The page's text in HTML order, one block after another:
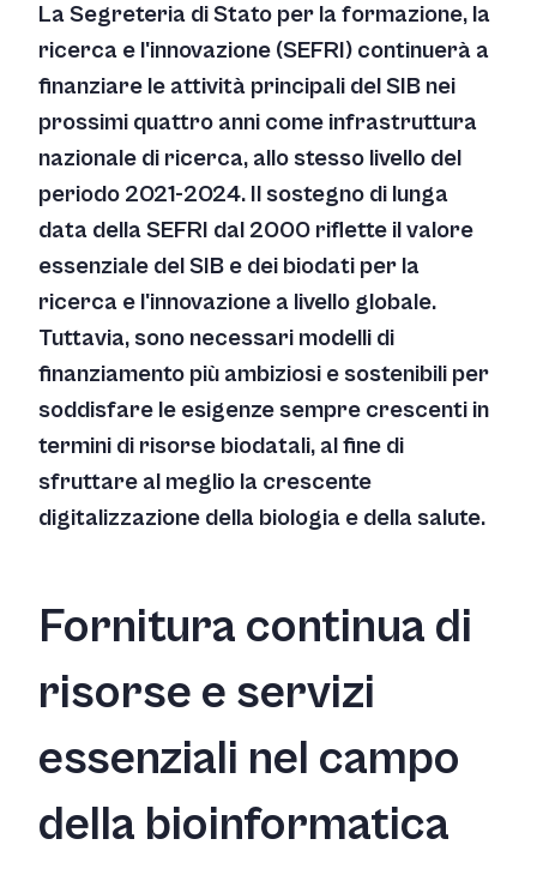
La Segreteria di Stato per la formazione, la
ricerca e l'innovazione (SEFRI) continuerà a
finanziare le attività principali del SIB nei
prossimi quattro anni come infrastruttura
nazionale di ricerca, allo stesso livello del
periodo 2021-2024. Il sostegno di lunga
data della SEFRI dal 2000 riflette il valore
essenziale del SIB e dei biodati per la
ricerca e l'innovazione a livello globale.
Tuttavia, sono necessari modelli di
finanziamento più ambiziosi e sostenibili per
soddisfare le esigenze sempre crescenti in
termini di risorse biodatali, al fine di
sfruttare al meglio la crescente
digitalizzazione della biologia e della salute.
Fornitura continua di
risorse e servizi
essenziali nel campo
della bioinformatica